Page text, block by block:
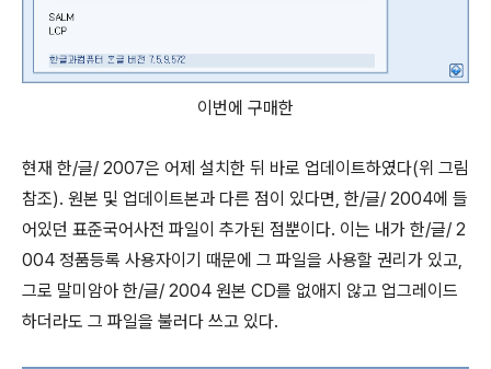
이번에 구매한
현재 한/글/ 2007은 어제 설치한 뒤 바로 업데이트하였다(위 그림
참조). 원본 및 업데이트본과 다른 점이 있다면, 한/글/ 2004에 들
어있던 표준국어사전 파일이 추가된 점뿐이다. 이는 내가 한/글/ 2
004 정품등록 사용자이기 때문에 그 파일을 사용할 권리가 있고,
그로 말미암아 한/글/ 2004 원본 CD를 없애지 않고 업그레이드
하더라도 그 파일을 불러다 쓰고 있다.